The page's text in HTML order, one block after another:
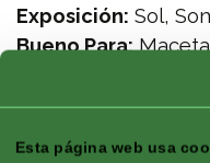
Esta página web usa
Exposición: Sol,
Bueno Para: